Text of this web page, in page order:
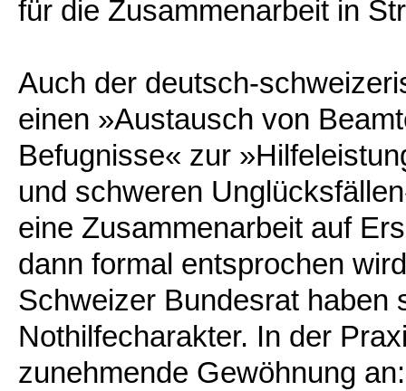
für die Zusammenarbeit in
Auch der deutsch-
einen »Austausch von
Befugnisse« zur
und schweren
eine Zusammenarbeit auf
dann formal entsprochen
Schweizer Bundesrat haben
Nothilfecharakter. In der
zunehmende Gewöhnung